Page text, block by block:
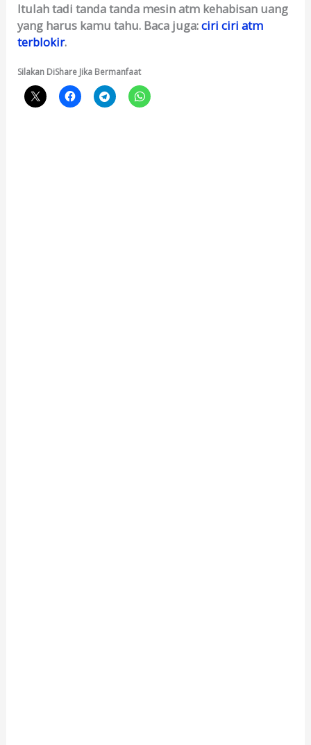
Itulah tadi tanda tanda mesin atm kehabisan uang
yang harus kamu tahu. Baca juga:ciri ciri atm
terblokir.
Silakan DiShare Jika Bermanfaat